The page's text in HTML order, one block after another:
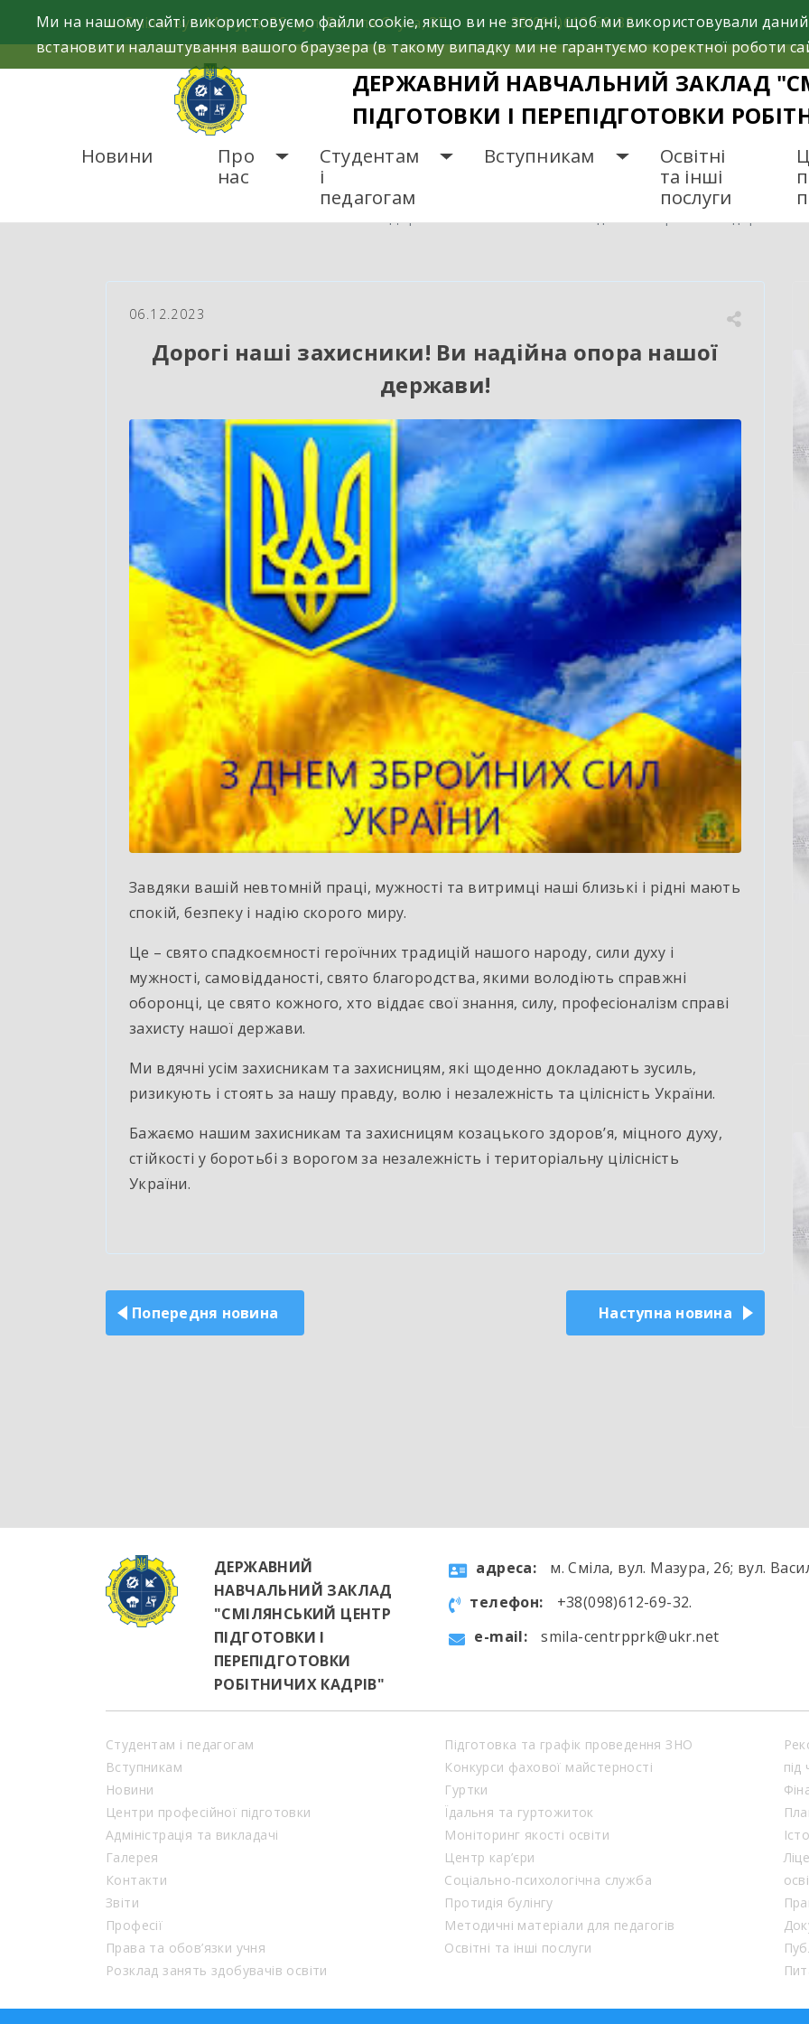
м. Сміла, вул. Мазура, 26; вул. Василя Стуса, 37 +38(098)612-69-32.
ДЕРЖАВНИЙ НАВЧАЛЬНИЙ ЗАКЛАД
ПІДГОТОВКИ І ПЕРЕПІДГОТОВКИ
Новини
Про
нас
Студентам
і
педагогам
Вступникам
Освітні
та інші
послуги
06.12.2023
Дорогі наші захисники! Ви надійна опора нашої
держави!
Завдяки вашій невтомній праці, мужності та витримці наші близькі і рідні мають
спокій, безпеку і надію скорого миру.
Це – свято спадкоємності героїчних традицій нашого народу, сили духу і
мужності, самовідданості, свято благородства, якими володіють справжні
оборонці, це свято кожного, хто віддає свої знання, силу, професіоналізм справі
захисту нашої держави.
Ми вдячні усім захисникам та захисницям, які щоденно докладають зусиль,
ризикують і стоять за нашу правду, волю і незалежність та цілісність України.
Бажаємо нашим захисникам та захисницям козацького здоров’я, міцного духу,
стійкості у боротьбі з ворогом за незалежність і територіальну цілісність
України.
записів
Попередня новина Наступна новина
Ми на нашому сайті використовуємо файли cookie, якщо ви не згодні, щоб ми використовували
встановити налаштування вашого браузера (в такому випадку ми не гарантуємо коректної роботи
ДЕРЖАВНИЙ
НАВЧАЛЬНИЙ ЗАКЛАД
"СМІЛЯНСЬКИЙ ЦЕНТР
ПІДГОТОВКИ І
ПЕРЕПІДГОТОВКИ
РОБІТНИЧИХ КАДРІВ"
aдресa:
м. Сміла, вул. Мазура, 26; вул.
телефон:
+38(098)612-69-32.
e-mail:
smila-centrpprk@ukr.net
Студентам і педагогам
Вступникам
Новини
Центри професійної підготовки
Адміністрація та викладачі
Галерея
Контакти
Звіти
Професії
Права та обов’язки учня
Розклад занять здобувачів освіти
Підготовка та графік проведення ЗНО
Конкурси фахової майстерності
Гуртки
Їдальня та гуртожиток
Моніторинг якості освіти
Центр кар’єри
Соціально-психологічна служба
Протидія булінгу
Методичні матеріали для педагогів
Освітні та інші послуги